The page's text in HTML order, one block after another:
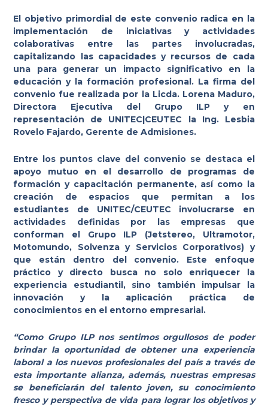
El objetivo primordial de este convenio radica en la
implementación de iniciativas y actividades
colaborativas entre las partes involucradas,
capitalizando las capacidades y recursos de cada
una para generar un impacto significativo en la
educación y la formación profesional. La firma del
convenio fue realizada por la Licda. Lorena Maduro,
Directora Ejecutiva del Grupo ILP y en
representación de UNITEC|CEUTEC la Ing. Lesbia
Rovelo Fajardo, Gerente de Admisiones.
Entre los puntos clave del convenio se destaca el
apoyo mutuo en el desarrollo de programas de
formación y capacitación permanente, así como la
creación de espacios que permitan a los
estudiantes de UNITEC/CEUTEC involucrarse en
actividades definidas por las empresas que
conforman el Grupo ILP (Jetstereo, Ultramotor,
Motomundo, Solvenza y Servicios Corporativos) y
que están dentro del convenio. Este enfoque
práctico y directo busca no solo enriquecer la
experiencia estudiantil, sino también impulsar la
innovación y la aplicación práctica de
conocimientos en el entorno empresarial.
“Como Grupo ILP nos sentimos orgullosos de poder
brindar la oportunidad de obtener una experiencia
laboral a los nuevos profesionales del país a través de
esta importante alianza, además, nuestras empresas
se beneficiarán del talento joven, su conocimiento
fresco y perspectiva de vida para lograr los objetivos y